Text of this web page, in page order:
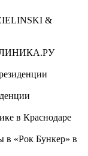
&
в Краснодаре
в «Рок Бункер» в